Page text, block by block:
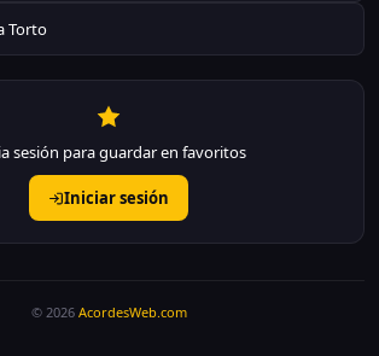
Torto
sesión para guardar en favoritos
Iniciar sesión
© 2026 AcordesWeb.com